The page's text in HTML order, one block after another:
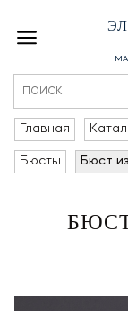
Главная
Бюсты Бюст